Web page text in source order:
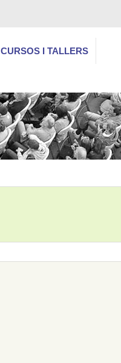
CURSOS I TALLERS